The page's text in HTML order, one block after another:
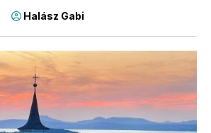
Halász Gabi